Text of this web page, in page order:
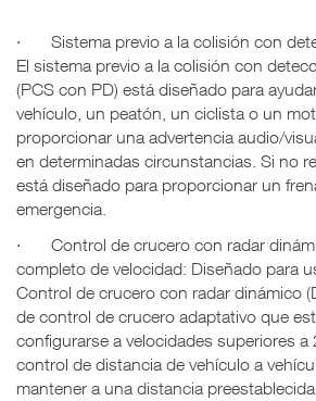
· Sistema previo a la colisión con
El sistema previo a la colisión con
(PCS con PD) está diseñado para
vehículo, un peatón, un ciclista o un
proporcionar una advertencia audio/
en determinadas circunstancias. Si no
está diseñado para proporcionar un
emergencia.
· Control de crucero con radar
completo de velocidad: Diseñado para
Control de crucero con radar dinámico
de control de crucero adaptativo que
configurarse a velocidades superiores a
control de distancia de vehículo a
mantener a una distancia